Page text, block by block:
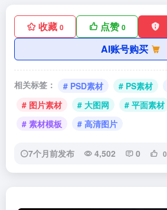
收藏 0 点赞0
AI账号购买
相关标签： # PSD素材 # PS素材
# 图片素材
# 大图网 # 平面素材
# 素材模板
# 高清图片
7个月前发布 4,502 0 0